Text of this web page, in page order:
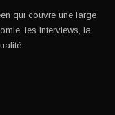
qui couvre une large
les interviews, la